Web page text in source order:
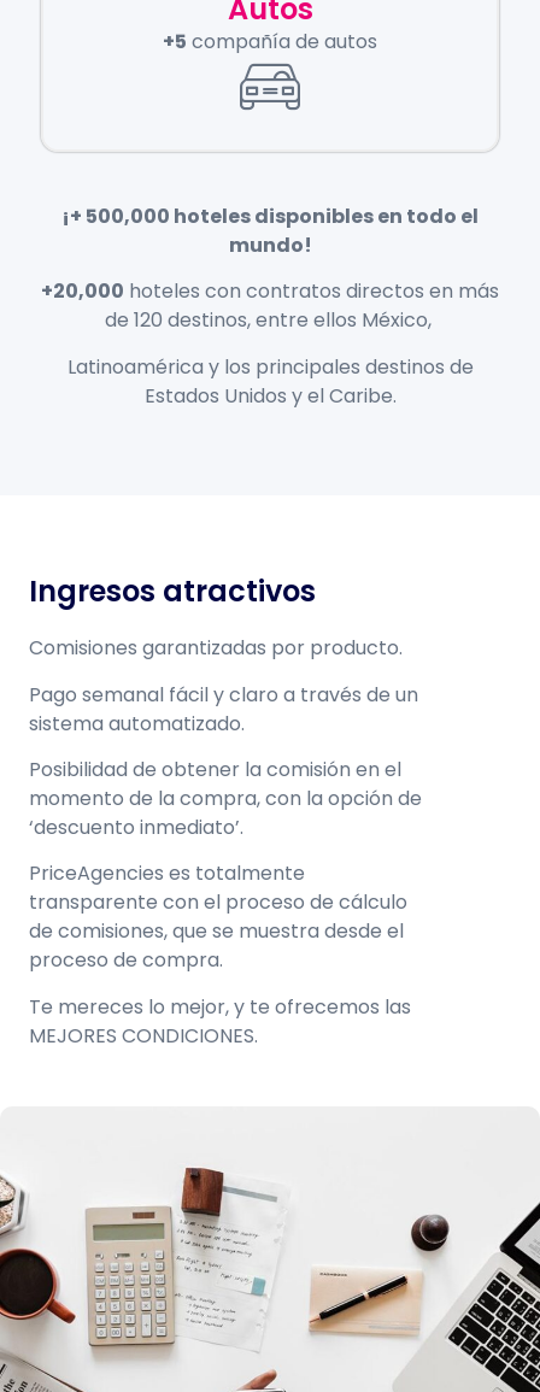
Autos
+5 compañía de autos
¡+ 500,000 hoteles disponibles en todo el
mundo!
+20,000 hoteles con contratos directos en más
de 120 destinos, entre ellos México,
Latinoamérica y los principales destinos de
Estados Unidos y el Caribe.
Ingresos atractivos
Comisiones garantizadas por producto.
Pago semanal fácil y claro a través de un
sistema automatizado.
Posibilidad de obtener la comisión en el
momento de la compra, con la opción de
‘descuento inmediato’.
PriceAgencies es totalmente
transparente con el proceso de cálculo
de comisiones, que se muestra desde el
proceso de compra.
Te mereces lo mejor, y te ofrecemos las
MEJORES CONDICIONES.